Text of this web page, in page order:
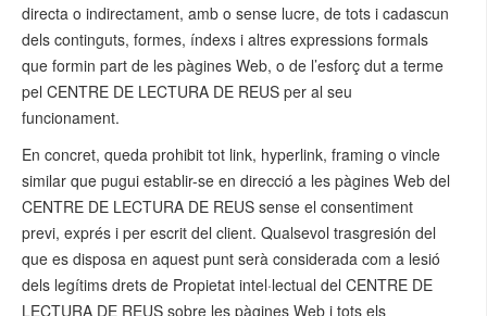
directa o indirectament, amb o sense lucre, de tots i cadascun
dels continguts, formes, índexs i altres expressions formals
que formin part de les pàgines Web, o de l’esforç dut a terme
pel CENTRE DE LECTURA DE REUS per al seu
funcionament.
En concret, queda prohibit tot link, hyperlink, framing o vincle
similar que pugui establir-se en direcció a les pàgines Web del
CENTRE DE LECTURA DE REUS sense el consentiment
previ, exprés i per escrit del client. Qualsevol trasgresión del
que es disposa en aquest punt serà considerada com a lesió
dels legítims drets de Propietat intel·lectual del CENTRE DE
LECTURA DE REUS sobre les pàgines Web i tots els